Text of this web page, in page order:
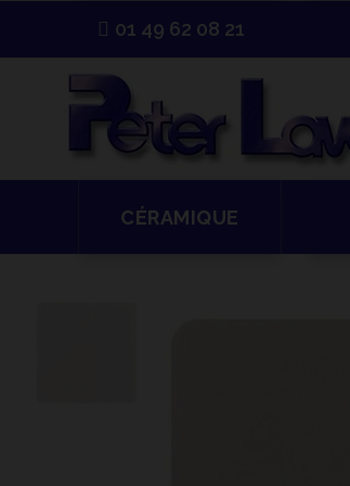
01 49 62 08 21
CÉRAMIQUE